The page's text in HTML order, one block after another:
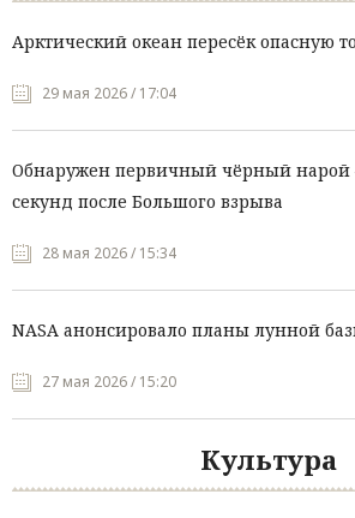
Арктический океан пересёк опасную
29 мая 2026 / 17:04
Обнаружен первичный чёрный
секунд после Большого взрыва
28 мая 2026 / 15:34
NASA анонсировало планы лунной
27 мая 2026 / 15:20
Культура